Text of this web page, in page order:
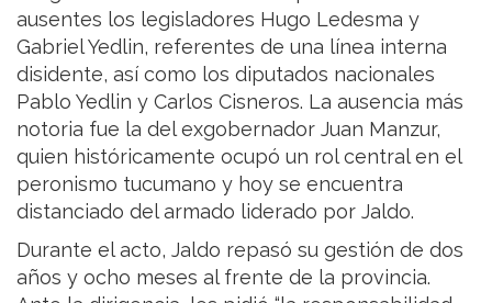
ausentes los legisladores Hugo Ledesma y
Gabriel Yedlin, referentes de una línea interna
disidente, así como los diputados nacionales
Pablo Yedlin y Carlos Cisneros. La ausencia más
notoria fue la del exgobernador Juan Manzur,
quien históricamente ocupó un rol central en el
peronismo tucumano y hoy se encuentra
distanciado del armado liderado por Jaldo.
Durante el acto, Jaldo repasó su gestión de dos
años y ocho meses al frente de la provincia.